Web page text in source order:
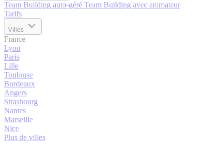
Team Building auto-géré Team Building avec animateur
Tarifs
Villes
France
Lyon
Paris
Lille
Toulouse
Bordeaux
Angers
Strasbourg
Nantes
Marseille
Nice
Plus de villes